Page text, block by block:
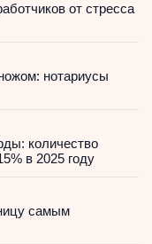
от стресса
нотариусы
количество
в 2025 году
самым